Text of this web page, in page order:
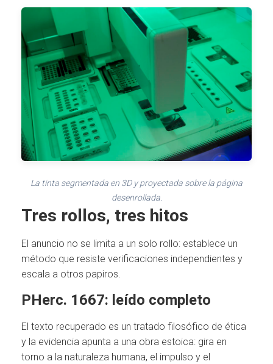
La tinta segmentada en 3D y proyectada sobre la página
desenrollada.
Tres rollos, tres hitos
El anuncio no se limita a un solo rollo: establece un
método que resiste verificaciones independientes y
escala a otros papiros.
PHerc. 1667: leído completo
El texto recuperado es un tratado filosófico de ética
y la evidencia apunta a una obra estoica: gira en
torno a la naturaleza humana, el impulso y el